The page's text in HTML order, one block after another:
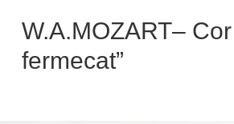
W.A.MOZART–
fermecat”